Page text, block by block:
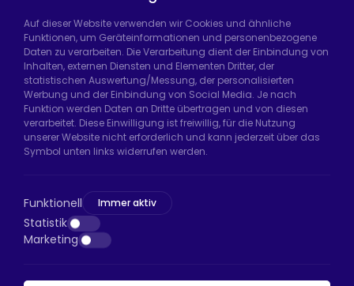
Hadımköy Fabrik:Atatürk Sanayi Bölgesi,
Uzunçayır Caddesi, No:11 Hadımköy, 34555
Arnavutköy/İstanbul
Telefon: +90 212 640 66 46
E-Mail: export@htsteker.com
D:a, 34045 Bayrampaşa/İstanbul
Telefon:+90 530 044 64 87
E-Mail: info@htsteker.com
Auf dieser Website verwenden wir Cookies und ähnliche
Funktionen, um Geräteinformationen und personenbezogene
Daten zu verarbeiten. Die Verarbeitung dient der Einbindung von
Inhalten, externen Diensten und Elementen Dritter, der
statistischen Auswertung/Messung, der personalisierten
Werbung und der Einbindung von Social Media. Je nach
Funktion werden Daten an Dritte übertragen und von diesen
verarbeitet. Diese Einwilligung ist freiwillig, für die Nutzung
unserer Website nicht erforderlich und kann jederzeit über das
Symbol unten links widerrufen werden.
Funktionell Immer aktiv
Statistik
Marketing